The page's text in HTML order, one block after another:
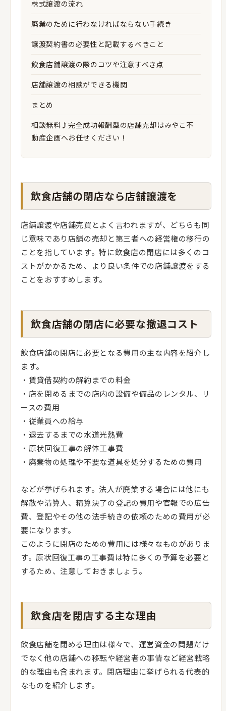
株式譲渡の流れ
廃業のために行わなければならない手続き
譲渡契約書の必要性と記載するべきこと
飲食店舗譲渡の際のコツや注意すべき点
店舗譲渡の相談ができる機関
まとめ
相談無料♪完全成功報酬型の店舗売却はみやこ不
動産企画へお任せください！
飲食店舗の閉店なら店舗譲渡を
店舗譲渡や店舗売買とよく言われますが、どちらも同
じ意味であり店舗の売却と第三者への経営権の移行の
ことを指しています。特に飲食店の閉店には多くのコ
ストがかかるため、より良い条件での店舗譲渡をする
ことをおすすめします。
飲食店舗の閉店に必要な撤退コスト
飲食店舗の閉店に必要となる費用の主な内容を紹介し
ます。
・賃貸借契約の解約までの料金
・店を閉めるまでの店内の設備や備品のレンタル、リ
ースの費用
・従業員への給与
・退去するまでの水道光熱費
・原状回復工事の解体工事費
・廃棄物の処理や不要な道具を処分するための費用
などが挙げられます。法人が廃業する場合には他にも
解散や清算人、精算決了の登記の費用や官報での広告
費、登記やその他の法手続きの依頼のための費用が必
要になります。
このように閉店のための費用には様々なものがありま
す。原状回復工事の工事費は特に多くの予算を必要と
するため、注意しておきましょう。
飲食店を閉店する主な理由
飲食店舗を閉める理由は様々で、運営資金の問題だけ
でなく他の店舗への移転や経営者の事情など経営戦略
的な理由も含まれます。閉店理由に挙げられる代表的
なものを紹介します。